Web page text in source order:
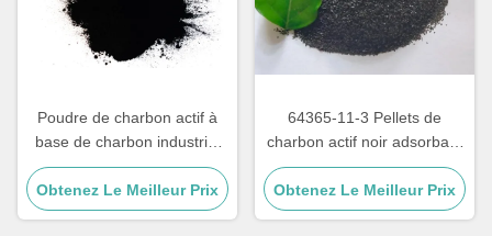
Poudre de charbon actif à
base de charbon industriel
pour le traitement des eaux
usées
Obtenez Le Meilleur Prix
64365-11-3 Pellets de
charbon actif noir adsorbant
pour la purification des gaz
Obtenez Le Meilleur Prix